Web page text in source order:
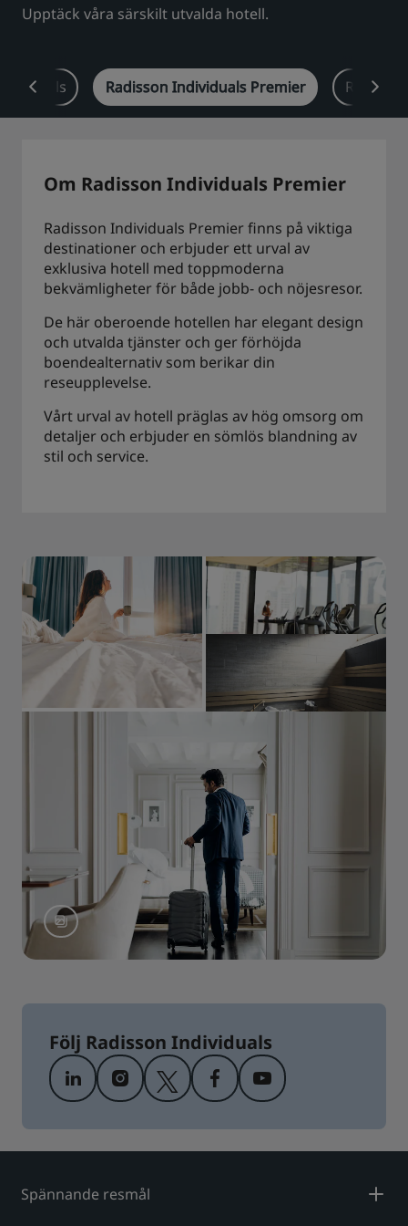
Prize by Radisson Country Inn & Suites
Besök vår blogg
Upptäck våra särskilt utvalda hotell.
Radisson Individuals Premier
Om Radisson Individuals Premier
Radisson Individuals Premier finns på viktiga
destinationer och erbjuder ett urval av
exklusiva hotell med toppmoderna
bekvämligheter för både jobb- och nöjesresor.
De här oberoende hotellen har elegant design
och utvalda tjänster och ger förhöjda
boendealternativ som berikar din
reseupplevelse.
Vårt urval av hotell präglas av hög omsorg om
detaljer och erbjuder en sömlös blandning av
stil och service.
Följ Radisson Individuals
Spännande resmål